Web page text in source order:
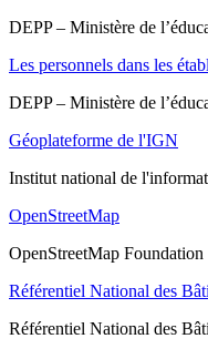
DEPP – Ministère de
Les personnels dans les
DEPP – Ministère de
Géoplateforme de l'IGN
Institut national de
OpenStreetMap
OpenStreetMap Foundation
Référentiel National des
Référentiel National des